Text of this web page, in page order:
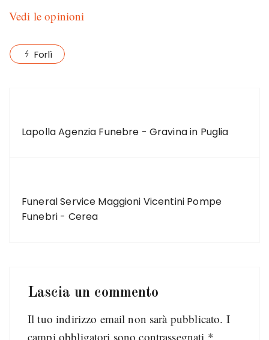
Vedi le opinioni
Forlì
Lapolla Agenzia Funebre - Gravina in Puglia
Funeral Service Maggioni Vicentini Pompe
Funebri - Cerea
Lascia un commento
Il tuo indirizzo email non sarà pubblicato. I
campi obbligatori sono contrassegnati *